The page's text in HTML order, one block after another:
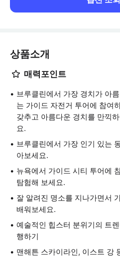
상품소개
매력포인트
브루클린에서 가장 경치가 아
는 가이드 자전거 투어에 참여
갖추고 아름다운 경치를 만끽
요.
브루클린에서 가장 인기 있는
아보세요.
뉴욕에서 가이드 시티 투어에
탐험해 보세요.
잘 알려진 명소를 지나가면서
배워보세요.
예술적인 힙스터 분위기의 트
행하기
맨해튼 스카이라인, 이스트 강